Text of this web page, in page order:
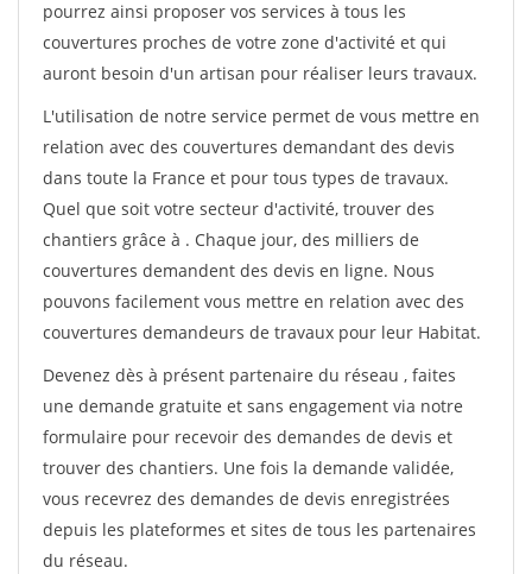
pourrez ainsi proposer vos services à tous les
couvertures proches de votre zone d'activité et qui
auront besoin d'un artisan pour réaliser leurs travaux.
L'utilisation de notre service permet de vous mettre en
relation avec des couvertures demandant des devis
dans toute la France et pour tous types de travaux.
Quel que soit votre secteur d'activité, trouver des
chantiers grâce à . Chaque jour, des milliers de
couvertures demandent des devis en ligne. Nous
pouvons facilement vous mettre en relation avec des
couvertures demandeurs de travaux pour leur Habitat.
Devenez dès à présent partenaire du réseau , faites
une demande gratuite et sans engagement via notre
formulaire pour recevoir des demandes de devis et
trouver des chantiers. Une fois la demande validée,
vous recevrez des demandes de devis enregistrées
depuis les plateformes et sites de tous les partenaires
du réseau.